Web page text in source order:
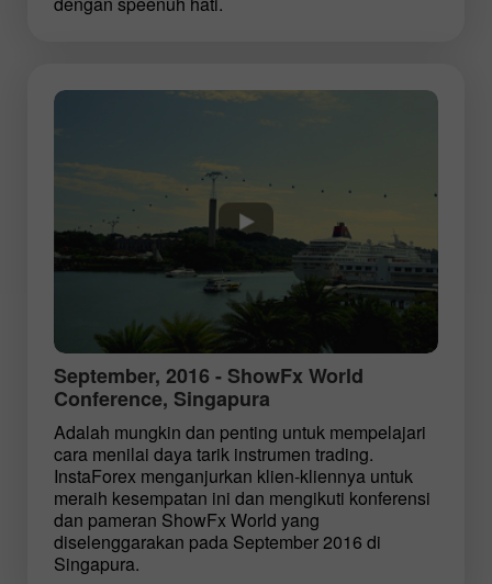
September, 2016 - ShowFx World
Conference, Singapura
Adalah mungkin dan penting untuk mempelajari
cara menilai daya tarik instrumen trading.
InstaForex menganjurkan klien-kliennya untuk
meraih kesempatan ini dan mengikuti konferensi
dan pameran ShowFx World yang
diselenggarakan pada September 2016 di
Singapura.